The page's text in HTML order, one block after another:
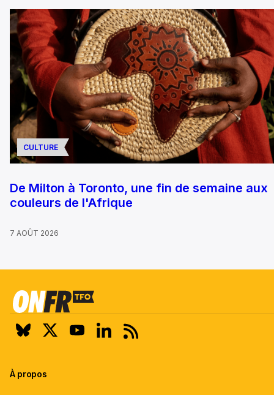
CULTURE
De Milton à Toronto, une fin de semaine aux
couleurs de l'Afrique
7 AOÛT 2026
À propos